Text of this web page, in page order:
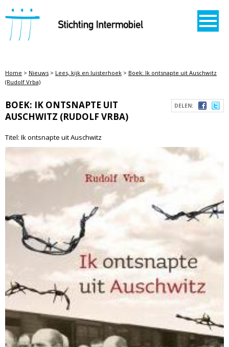
STICHTING INTERMOBIEL
Home > Nieuws > Lees, kijk en luisterhoek > Boek: Ik ontsnapte uit Auschwitz
(Rudolf Vrba)
DELEN:
BOEK: IK ONTSNAPTE UIT
AUSCHWITZ (RUDOLF VRBA)
Titel: Ik ontsnapte uit Auschwitz